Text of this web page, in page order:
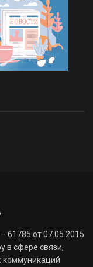
от 07.05.2015
в сфере связи,
коммуникаций